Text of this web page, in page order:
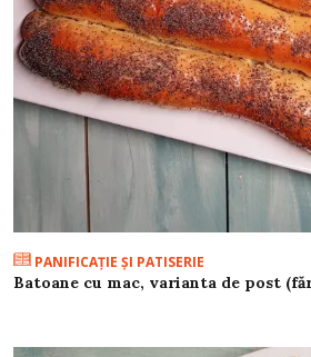
PANIFICAŢIE ŞI PATISERIE
Batoane cu mac, varianta de post